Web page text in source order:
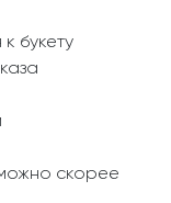
букету
скорее